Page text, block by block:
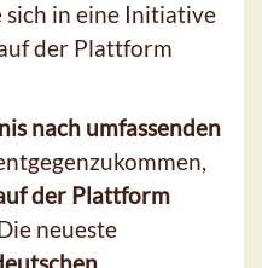
in eine Initiative
der Plattform
nach umfassenden
der Plattform
neueste